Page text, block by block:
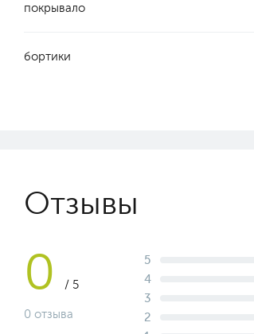
покрывало
бортики
Отзывы
0 / 5
0 отзыва
5
4
3
2